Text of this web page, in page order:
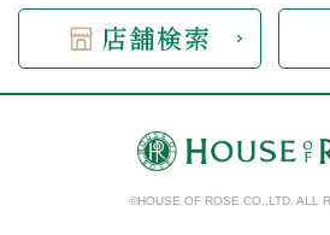
©HOUSE OF ROSE CO.,LTD. ALL